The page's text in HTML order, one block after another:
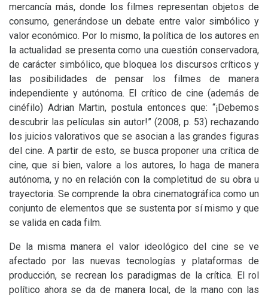
mercancía más, donde los filmes representan objetos de
consumo, generándose un debate entre valor simbólico y
valor económico. Por lo mismo, la política de los autores en
la actualidad se presenta como una cuestión conservadora,
de carácter simbólico, que bloquea los discursos críticos y
las posibilidades de pensar los filmes de manera
independiente y autónoma. El crítico de cine (además de
cinéfilo) Adrian Martin, postula entonces que: “¡Debemos
descubrir las películas sin autor!” (2008, p. 53) rechazando
los juicios valorativos que se asocian a las grandes figuras
del cine. A partir de esto, se busca proponer una crítica de
cine, que si bien, valore a los autores, lo haga de manera
autónoma, y no en relación con la completitud de su obra u
trayectoria. Se comprende la obra cinematográfica como un
conjunto de elementos que se sustenta por sí mismo y que
se valida en cada film.
De la misma manera el valor ideológico del cine se ve
afectado por las nuevas tecnologías y plataformas de
producción, se recrean los paradigmas de la crítica. El rol
político ahora se da de manera local, de la mano con las